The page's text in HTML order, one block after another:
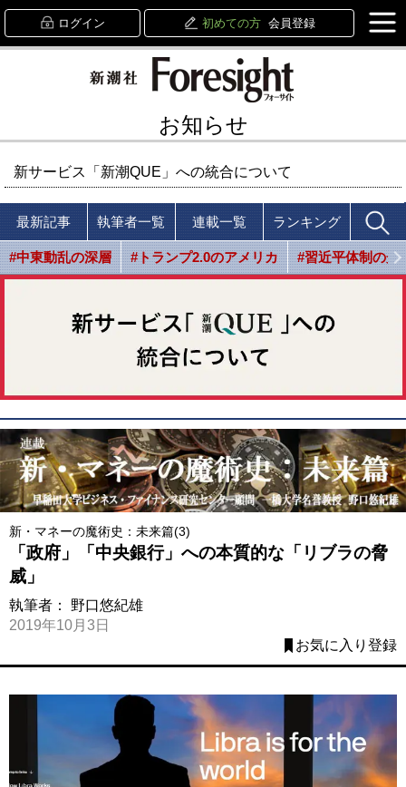
ログイン 初めての方 会員登録
お知らせ
新サービス「新潮QUE」への統合について
最新記事 執筆者一覧 連載一覧 ランキング
#中東動乱の深層 #トランプ2.0のアメリカ #習近平体制の光
新・マネーの魔術史：未来篇(3)
「政府」「中央銀行」への本質的な「リブラの脅
威」
執筆者： 野口悠紀雄
2019年10月3日
お気に入り登録